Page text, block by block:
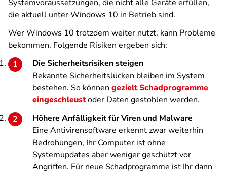
Systemvoraussetzungen, die nicht alle Geräte erfüllen,
die aktuell unter Windows 10 in Betrieb sind.
Wer Windows 10 trotzdem weiter nutzt, kann Probleme
bekommen. Folgende Risiken ergeben sich:
Die Sicherheitsrisiken steigen
Bekannte Sicherheitslücken bleiben im System
bestehen. So können gezielt Schadprogramme
eingeschleustoder Daten gestohlen werden.
Höhere Anfälligkeit für Viren und Malware
Eine Antivirensoftware erkennt zwar weiterhin
Bedrohungen, Ihr Computer ist ohne
Systemupdates aber weniger geschützt vor
Angriffen. Für neue Schadprogramme ist Ihr dann